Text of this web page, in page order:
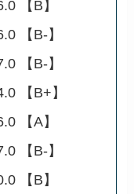
【B】
【B-】
B-】
【B+】
【A】
B-】
B】